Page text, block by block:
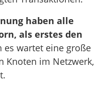
haben alle
als erstes den
es wartet eine große
Knoten im Netzwerk,